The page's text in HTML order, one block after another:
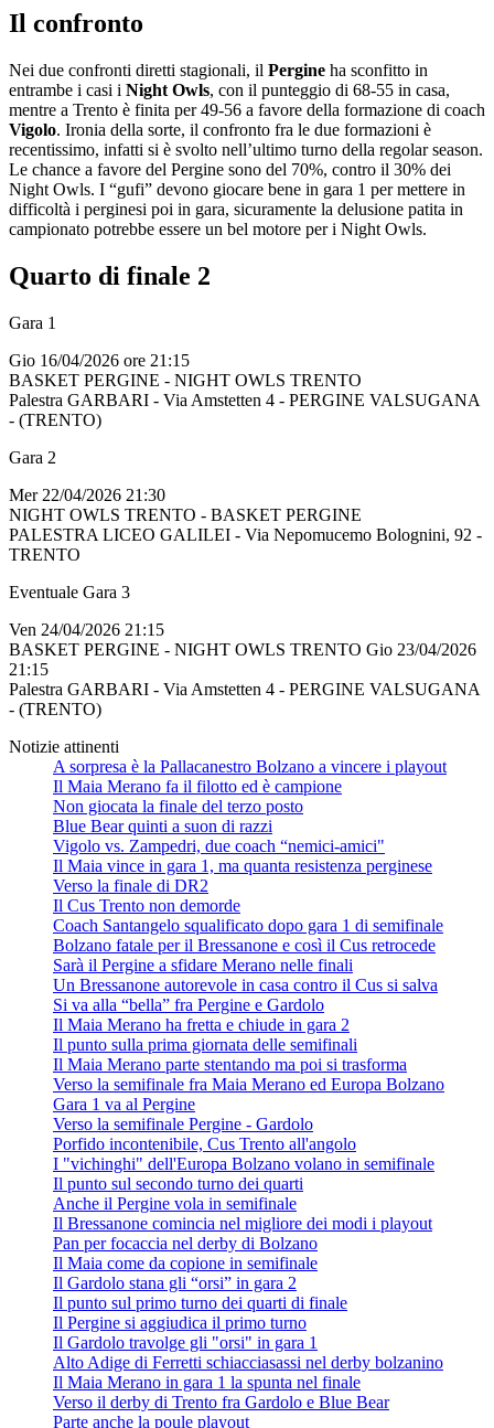
Il confronto
Nei due confronti diretti stagionali, il Pergine ha sconfitto in
entrambe i casi i Night Owls, con il punteggio di 68-55 in casa,
mentre a Trento è finita per 49-56 a favore della formazione di coach
Vigolo. Ironia della sorte, il confronto fra le due formazioni è
recentissimo, infatti si è svolto nell’ultimo turno della regolar season.
Le chance a favore del Pergine sono del 70%, contro il 30% dei
Night Owls. I “gufi” devono giocare bene in gara 1 per mettere in
difficoltà i perginesi poi in gara, sicuramente la delusione patita in
campionato potrebbe essere un bel motore per i Night Owls.
Quarto di finale 2
Gara 1
Gio 16/04/2026 ore 21:15
BASKET PERGINE - NIGHT OWLS TRENTO
Palestra GARBARI - Via Amstetten 4 - PERGINE VALSUGANA
- (TRENTO)
Gara 2
Mer 22/04/2026 21:30
NIGHT OWLS TRENTO - BASKET PERGINE
PALESTRA LICEO GALILEI - Via Nepomucemo Bolognini, 92 -
TRENTO
Eventuale Gara 3
Ven 24/04/2026 21:15
BASKET PERGINE - NIGHT OWLS TRENTO Gio 23/04/2026
21:15
Palestra GARBARI - Via Amstetten 4 - PERGINE VALSUGANA
- (TRENTO)
Notizie attinenti
A sorpresa è la Pallacanestro Bolzano a vincere i playout
Il Maia Merano fa il filotto ed è campione
Non giocata la finale del terzo posto
Blue Bear quinti a suon di razzi
Vigolo vs. Zampedri, due coach “nemici-amici"
Il Maia vince in gara 1, ma quanta resistenza perginese
Verso la finale di DR2
Il Cus Trento non demorde
Coach Santangelo squalificato dopo gara 1 di semifinale
Bolzano fatale per il Bressanone e così il Cus retrocede
Sarà il Pergine a sfidare Merano nelle finali
Un Bressanone autorevole in casa contro il Cus si salva
Si va alla “bella” fra Pergine e Gardolo
Il Maia Merano ha fretta e chiude in gara 2
Il punto sulla prima giornata delle semifinali
Il Maia Merano parte stentando ma poi si trasforma
Verso la semifinale fra Maia Merano ed Europa Bolzano
Gara 1 va al Pergine
Verso la semifinale Pergine - Gardolo
Porfido incontenibile, Cus Trento all'angolo
I "vichinghi" dell'Europa Bolzano volano in semifinale
Il punto sul secondo turno dei quarti
Anche il Pergine vola in semifinale
Il Bressanone comincia nel migliore dei modi i playout
Pan per focaccia nel derby di Bolzano
Il Maia come da copione in semifinale
Il Gardolo stana gli “orsi” in gara 2
Il punto sul primo turno dei quarti di finale
Il Pergine si aggiudica il primo turno
Il Gardolo travolge gli "orsi" in gara 1
Alto Adige di Ferretti schiacciasassi nel derby bolzanino
Il Maia Merano in gara 1 la spunta nel finale
Verso il derby di Trento fra Gardolo e Blue Bear
Parte anche la poule playout